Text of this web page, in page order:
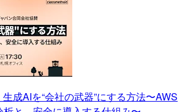
生成AIを“会社の武器”にする方法〜AWS